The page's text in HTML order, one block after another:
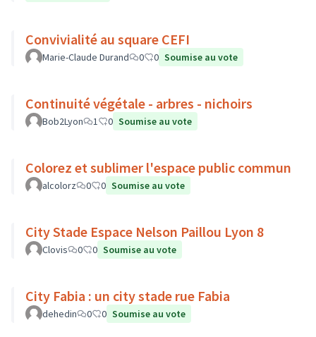
Convivialité au square CEFI
Marie-Claude Durand 0 0 Soumise au vote
Continuité végétale - arbres - nichoirs
Bob2Lyon 1 0 Soumise au vote
Colorez et sublimer l'espace public commun
alcolorz 0 0 Soumise au vote
City Stade Espace Nelson Paillou Lyon 8
Clovis 0 0 Soumise au vote
City Fabia : un city stade rue Fabia
dehedin 0 0 Soumise au vote